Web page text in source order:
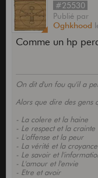
#25530
Publié par
Oghkhood
Comme un hp
On dit d'un fou qu'il a
Alors que dire des gens
- La colere et la haine
- Le respect et la crainte
- L'offense et la peur
- La vérité et la croyance
- Le savoir et
- L'amour et l'envie
- Etre et avoir